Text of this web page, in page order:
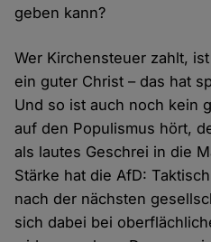
geben kann?
Wer Kirchensteuer zahlt,
ein guter Christ – das hat
Und so ist auch noch kein
auf den Populismus hört,
als lautes Geschrei in die
Stärke hat die AfD:
nach der nächsten
sich dabei bei